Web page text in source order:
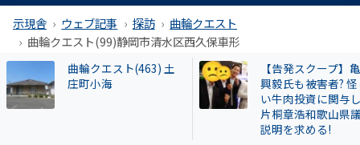
示現舎 ウェブ記事 探訪
曲輪クエスト
曲輪クエスト(99)静岡市清水区西久保車形
【告発スクープ】亀田
興毅氏も被害者? 怪し
【名古屋市】なぜ
署員は保護した猫
場に戻したか？
遺棄事件が影響し
も